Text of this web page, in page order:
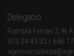
Delegació
Rambla Ferran 2, 4t
973 24 43 32 / 686